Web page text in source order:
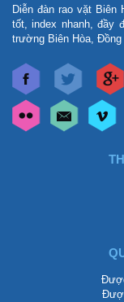
Diễn đàn rao vặt Biên
tốt, index nhanh, đầy
trường Biên Hòa,